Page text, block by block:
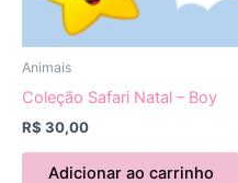
Animais
Coleção Safari Natal – Boy
R$ 30,00
Adicionar ao carrinho